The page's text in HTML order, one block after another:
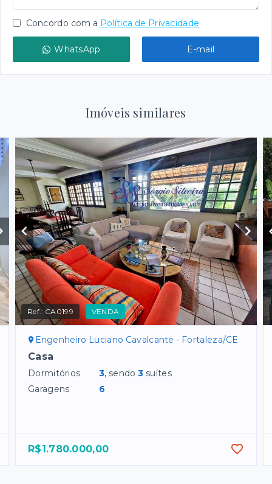
Concordo com a Política de Privacidade
WhatsApp E-mail
Imóveis similares
Ref.: CA0199 VENDA
Engenheiro Luciano Cavalcante - Fortaleza/CE
Casa
Dormitórios 3, sendo3 suítes
Garagens
6
R$1.780.000,00